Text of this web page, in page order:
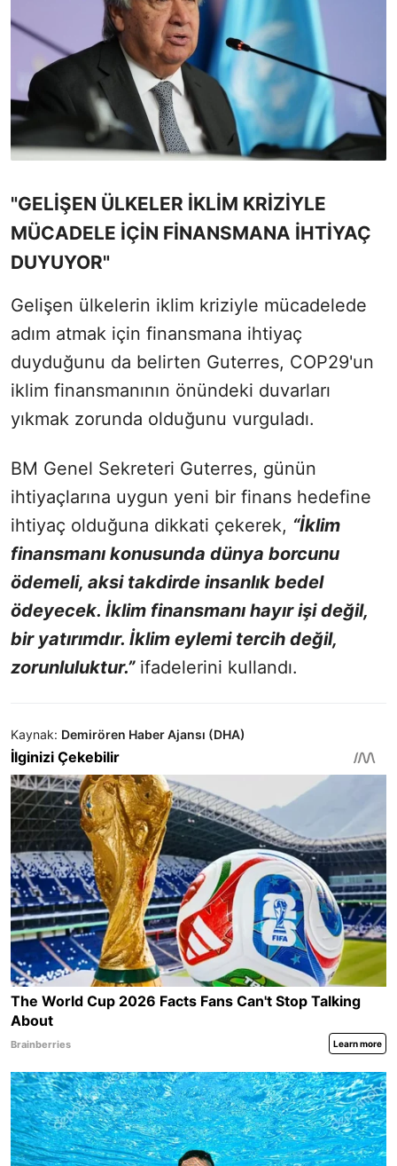
"GELİŞEN ÜLKELER İKLİM KRİZİYLE
MÜCADELE İÇİN FİNANSMANA İHTİYAÇ
DUYUYOR"
Gelişen ülkelerin iklim kriziyle mücadelede
adım atmak için finansmana ihtiyaç
duyduğunu da belirten Guterres, COP29'un
iklim finansmanının önündeki duvarları
yıkmak zorunda olduğunu vurguladı.
BM Genel Sekreteri Guterres, günün
ihtiyaçlarına uygun yeni bir finans hedefine
ihtiyaç olduğuna dikkati çekerek, “İklim
finansmanı konusunda dünya borcunu
ödemeli, aksi takdirde insanlık bedel
ödeyecek. İklim finansmanı hayır işi değil,
bir yatırımdır. İklim eylemi tercih değil,
zorunluluktur.”ifadelerini kullandı.
Kaynak: Demirören Haber Ajansı (DHA)